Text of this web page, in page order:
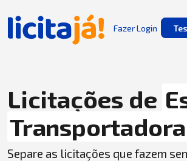
Fazer Login
Licitações de
Transportadora
Separe as licitações que fazem